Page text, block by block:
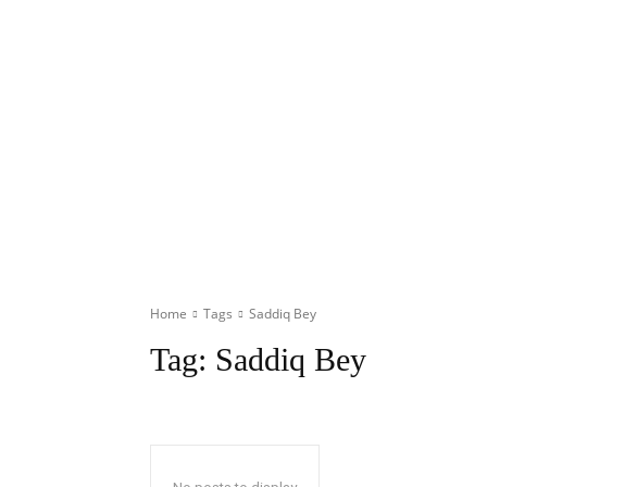
Home Tags Saddiq Bey
Tag: Saddiq Bey